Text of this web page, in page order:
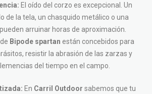
El oído del corzo es excepcional. Un
de la tela, un chasquido metálico o una
arruinar horas de aproximación.
Bipode spartan están concebidos para
resistir la abrasión de las zarzas y
del tiempo en el campo.
En Carril Outdoor sabemos que tu